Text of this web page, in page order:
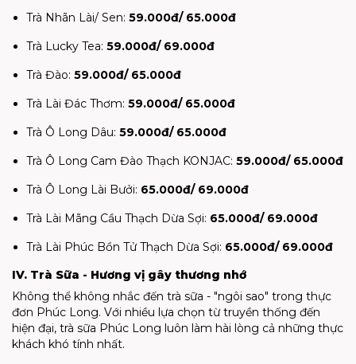
Trà Nhãn Lài/ Sen: 59.000đ/ 65.000đ
Trà Lucky Tea: 59.000đ/ 69.000đ
Trà Đào: 59.000đ/ 65.000đ
Trà Lài Đác Thơm: 59.000đ/ 65.000đ
Trà Ô Long Dâu: 59.000đ/ 65.000đ
Trà Ô Long Cam Đào Thạch KONJAC: 59.000đ/ 65.000đ
Trà Ô Long Lài Bưởi: 65.000đ/ 69.000đ
Trà Lài Mãng Cầu Thạch Dừa Sợi: 65.000đ/ 69.000đ
Trà Lài Phúc Bồn Tử Thạch Dừa Sợi: 65.000đ/ 69.000đ
IV. Trà Sữa - Hương vị gây thương nhớ
Không thể không nhắc đến trà sữa - "ngôi sao" trong thực
đơn Phúc Long. Với nhiều lựa chọn từ truyền thống đến
hiện đại, trà sữa Phúc Long luôn làm hài lòng cả những thực
khách khó tính nhất.